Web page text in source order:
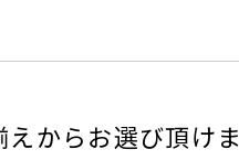
えからお選び頂け